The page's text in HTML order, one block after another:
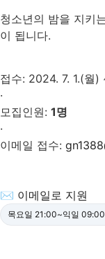
청소년의 밤을 지키
이 됩니다.
접수: 2024. 7. 1.(월)
·
모집인원: 1명
·
이메일 접수:
✉ 이메일로 지원
목요일 21:00~익일